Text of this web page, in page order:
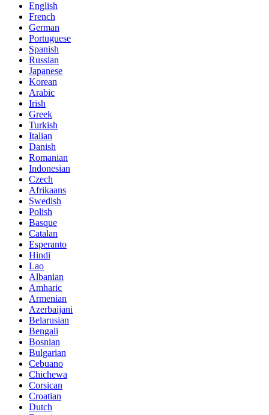
English
French
German
Portuguese
Spanish
Russian
Japanese
Korean
Arabic
Irish
Greek
Turkish
Italian
Danish
Romanian
Indonesian
Czech
Afrikaans
Swedish
Polish
Basque
Catalan
Esperanto
Hindi
Lao
Albanian
Amharic
Armenian
Azerbaijani
Belarusian
Bengali
Bosnian
Bulgarian
Cebuano
Chichewa
Corsican
Croatian
Dutch